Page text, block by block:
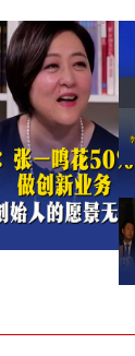
司，撑起了
市值增长
度平均ROE
标普500
中位数市盈率